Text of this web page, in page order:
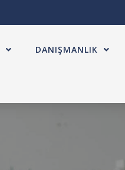
DANIŞMANLIK